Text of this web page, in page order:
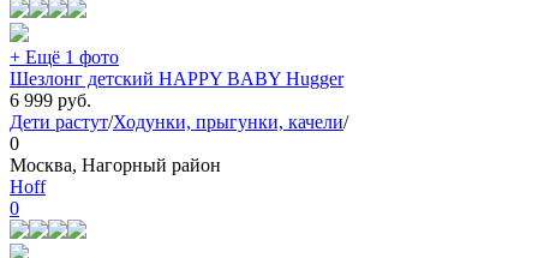
+ Ещё 1 фото
Шезлонг детский HAPPY BABY Hugger
6 999 руб.
Дети растут/Ходунки, прыгунки, качели/
0
Москва, Нагорный район
Hoff
0